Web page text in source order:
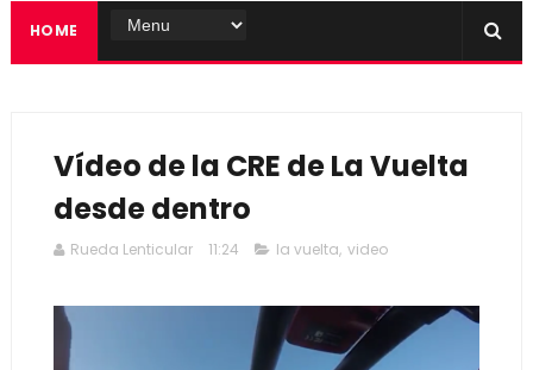
HOME
Vídeo de la CRE de La Vuelta
desde dentro
Rueda Lenticular 11:24 la vuelta, video